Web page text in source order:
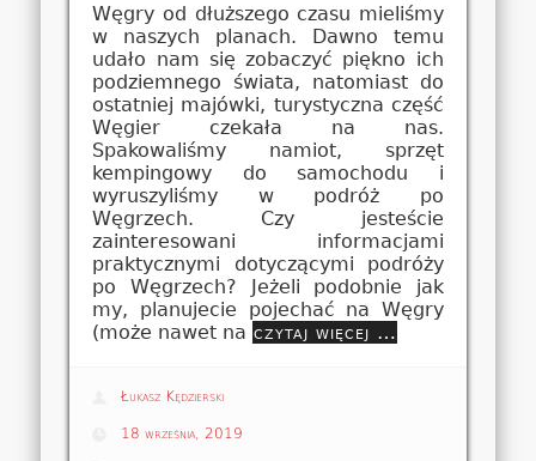
Węgry od dłuższego czasu mieliśmy
w naszych planach. Dawno temu
udało nam się zobaczyć piękno ich
podziemnego świata, natomiast do
ostatniej majówki, turystyczna część
Węgier czekała na nas.
Spakowaliśmy namiot, sprzęt
kempingowy do samochodu i
wyruszyliśmy w podróż po
Węgrzech. Czy jesteście
zainteresowani informacjami
praktycznymi dotyczącymi podróży
po Węgrzech? Jeżeli podobnie jak
my, planujecie pojechać na Węgry
(może nawet na czytaj więcej …
Łukasz Kędzierski
18 września, 2019